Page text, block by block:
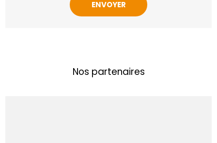
Nos partenaires